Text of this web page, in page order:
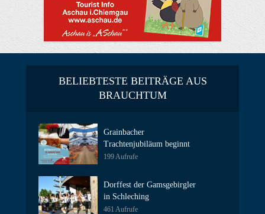
BELIEBTESTE BEITRÄGE AUS
BRAUCHTUM
Grainbacher
Trachtenjubiläum beginnt
199 Aufrufe
Dorffest der Gamsgebirgler
in Schleching
461 Aufrufe